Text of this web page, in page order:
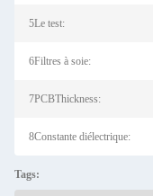
5Le test:
6Filtres à soie:
7PCBThickness:
8Constante diélectrique:
Tags: